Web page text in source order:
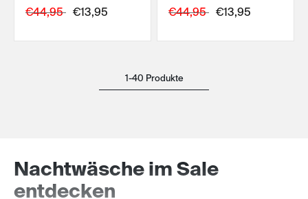
€44,95 €13,95
€44,95 €13,95
1-40 Produkte
Nachtwäsche im Sale
entdecken